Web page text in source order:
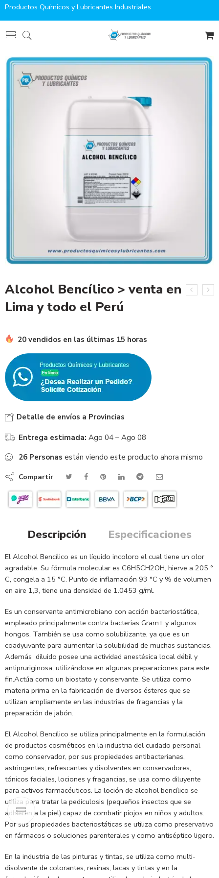
Productos Químicos y Lubricantes Industriales
Alcohol Bencílico > venta en
Lima y todo el Perú
20 vendidos en las últimas 15 horas
Detalle de envíos a Provincias
Entrega estimada: Ago 04 – Ago 08
26 Personas están viendo este producto ahora mismo
Compartir
Descripción Especificaciones
El Alcohol Bencílico es un líquido incoloro el cual tiene un olor
agradable. Su fórmula molecular es C6H5CH2OH, hierve a 205 °
C, congela a 15 °C. Punto de inflamación 93 °C y % de volumen
en aire 1,3, tiene una densidad de 1.0453 g/ml.
Es un conservante antimicrobiano con acción bacteriostática,
empleado principalmente contra bacterias Gram+ y algunos
hongos. También se usa como solubilizante, ya que es un
coadyuvante para aumentar la solubilidad de muchas sustancias.
Además diluido posee una actividad anestésica local débil y
antipruriginosa, utilizándose en algunas preparaciones para este
fin.Actúa como un biostato y conservante. Se utiliza como
materia prima en la fabricación de diversos ésteres que se
utilizan ampliamente en las industrias de fragancias y la
preparación de jabón.
El Alcohol Bencílico se utiliza principalmente en la formulación
de productos cosméticos en la industria del cuidado personal
como conservador, por sus propiedades antibacterianas,
astringentes, refrescantes y disolventes en conservadores,
tónicos faciales, lociones y fragancias, se usa como diluyente
para activos farmacéuticos. La loción de alcohol bencílico se
utiliza para tratar la pediculosis (pequeños insectos que se
adhieren a la piel) capaz de combatir piojos en niños y adultos.
Por sus propiedades bacteriostáticas se utiliza como preservativo
en fármacos o soluciones parenterales y como antiséptico ligero.
En la industria de las pinturas y tintas, se utiliza como multi-
disolvente de colorantes, resinas, lacas y tintas y en la